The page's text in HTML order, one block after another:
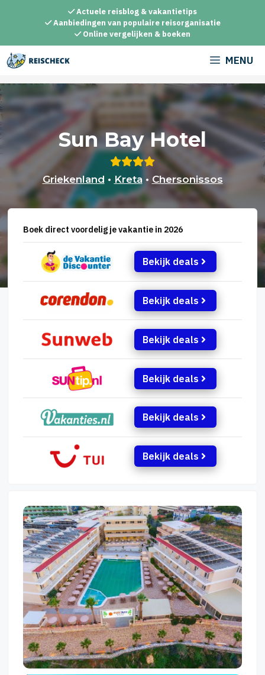
inhoud
Actuele reisblog & vakantietips
Aanbiedingen van populaire reisorganisatie
Online vergelijken & boeken
MENU
Sun Bay Hotel
Griekenland • Kreta • Chersonissos
Boek direct voordelig je vakantie in 2026
Bekijk deals
Bekijk deals
Bekijk deals
Bekijk deals
Bekijk deals
Bekijk deals